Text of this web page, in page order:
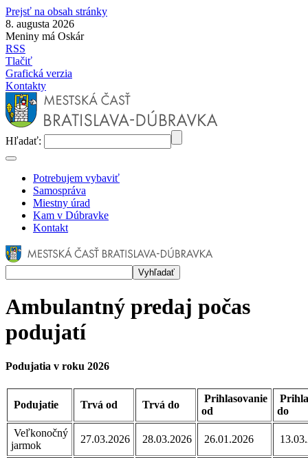
Prejsť na obsah stránky
8. augusta 2026
Meniny má Oskár
RSS
Tlačiť
Grafická verzia
Kontakty
Hľadať:
Potrebujem vybaviť
Samospráva
Miestny úrad
Kam v Dúbravke
Kontakt
Ambulantný predaj počas
podujatí
Podujatia v roku 2026
Podujatie Trvá od Trvá do
Prihlasovanie
od
do
Veľkonočný
jarmok
27.03.2026 28.03.2026 26.01.2026